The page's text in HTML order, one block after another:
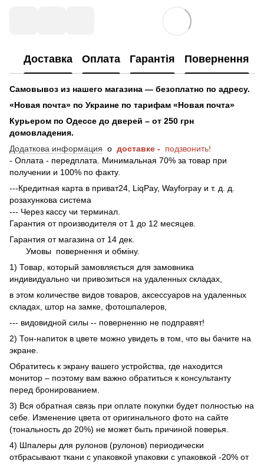
Доставка Оплата Гарантія Повернення
Самовывоз из нашего магазина — безоплатно по адресу.
«Новая почта» по Украине по тарифам «Новая почта»
Курьером по Одессе до дверей – от 250 грн
домовладения.
Додаткова информация о доставке - подзвонить!
- Оплата - передплата. Минимальная 70% за товар при
получении и 100% по факту.
---Кредитная карта в приват24, LiqPay, Wayforpay и т. д. д.
розахункова система
--- Через кассу чи терминал.
Гарантия от производителя от 1 до 12 месяцев.
Гарантия от магазина от 14 дек.
Умовы повернення и обміну.
1) Товар, который замовляється для замовника
индивидуально чи привозиться на удаленных складах,
в этом количестве видов товаров, аксессуаров на удаленных
складах, штор на замке, фотошпалеров,
--- видовидной силы -- поверненню не подправят!
2) Тон-напиток в цвете можно увидеть в том, что вы бачите на
экране.
Обратитесь к экрану вашего устройства, где находится
монитор – поэтому вам важно обратиться к консультанту
перед бронированием.
3) Вся обратная связь при оплате покупки будет полностью на
себе. Изменение цвета от оригинального фото на сайте
(тональность до 20%) не может быть причиной поверья.
4) Шпалеры для рулонов (рулонов) периодически
отбрасывают ткани с упаковкой упаковки с упаковкой -20% от